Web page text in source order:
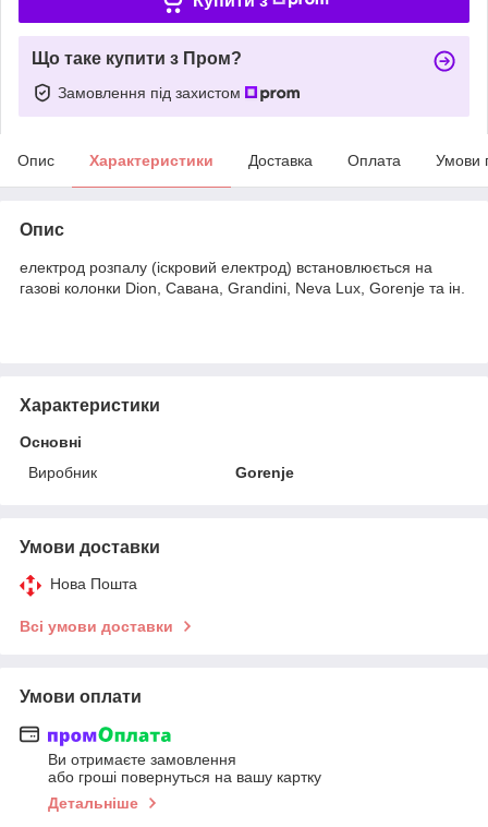
Що таке купити з Пром?
Замовлення під захистом
Опис Характеристики Доставка Оплата Умови
Опис
електрод розпалу (іскровий електрод) встановлюється на
газові колонки Dion, Савана, Grandini, Neva Lux, Gorenje та ін.
Характеристики
Основні
Виробник
Gorenje
Умови доставки
Нова Пошта
Всі умови доставки
Умови оплати
Ви отримаєте замовлення
або гроші повернуться на вашу картку
Детальніше